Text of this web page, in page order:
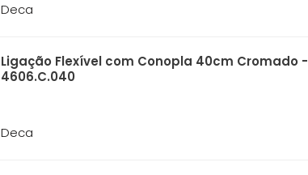
Deca
Ligação Flexível com Conopla 40cm Cromado -
4606.C.040
Deca